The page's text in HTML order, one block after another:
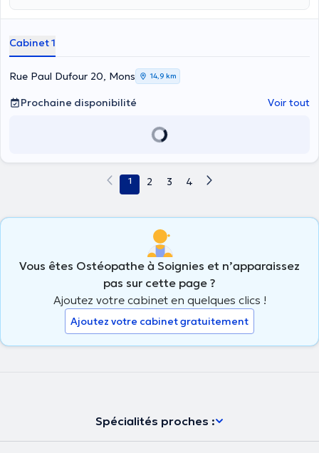
squelettique, périnatale et pédiatrique ainsi que dans le champ
l'accent sur la globalité et l'unité du corps. Travaillant d'une part
dans son cabinet privé, et d'autre part, comme consultant au C.H.U.
Ambroise Paré, dans les services de maternité, de gynécologie et de
pédiatrie, il mettra tout en oeuvre afin de répondre à votre
problématique de manière optimale.
Cabinet 1
Rue Paul Dufour 20, Mons 14,9 km
Prochaine disponibilité Voir tout
1 2 3 4
Vous êtes Ostéopathe à Soignies et n’apparaissez
pas sur cette page ?
Ajoutez votre cabinet en quelques clics !
Ajoutez votre cabinet gratuitement
Spécialités proches :